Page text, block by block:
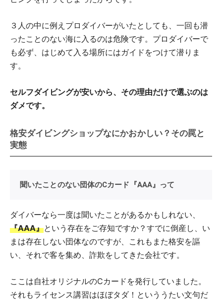
３人の中に例えプロダイバーがいたとしても、一回も潜
ったことのない海に入るのは危険です。プロダイバーで
も必ず、はじめて入る場所にはガイドをつけて潜りま
す。
セルフダイビングが安いから、その理由だけで選ぶのは
ダメです。
格安ダイビングショップなにかおかしい？その罠と
実態
聞いたことのない団体のCカード『AAA』って
ダイバーなら一度は聞いたことがあるかもしれない、
『AAA』という存在をご存知ですか？すでに倒産し、い
まは存在しない団体なのですが、これもまた格安を謳
い、それで客を集め、詐欺をしてきた会社です。
ここは自社オリジナルのCカードを発行していました。
それもライセンス講習はほぼタダ！といううたい文句だ